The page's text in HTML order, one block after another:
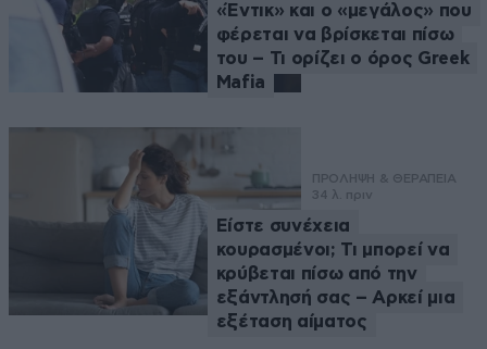
«Έντικ» και ο «μεγάλος» που
φέρεται να βρίσκεται πίσω
του – Τι ορίζει ο όρος Greek
Mafia
ΠΡΟΛΗΨΗ & ΘΕΡΑΠΕΙΑ
34 λ. πριν
Είστε συνέχεια
κουρασμένοι; Τι μπορεί να
κρύβεται πίσω από την
εξάντλησή σας – Αρκεί μια
εξέταση αίματος